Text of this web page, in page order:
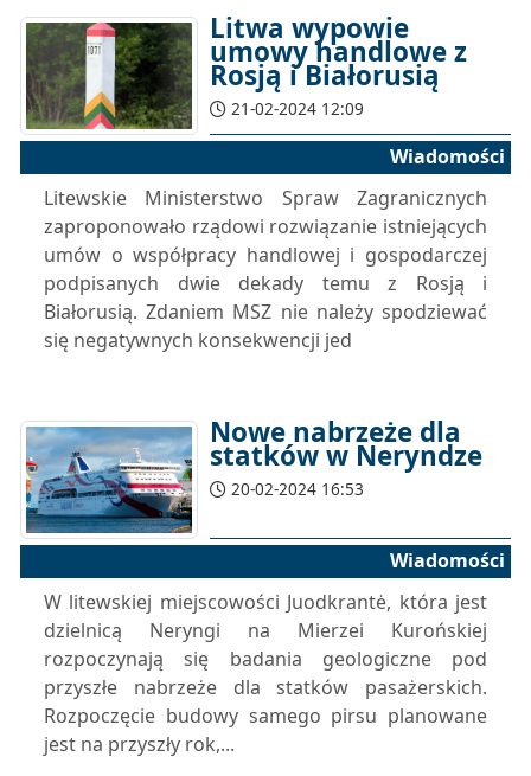
Litwa wypowie
umowy handlowe z
Rosją i Białorusią
21-02-2024 12:09
Wiadomości
Litewskie Ministerstwo Spraw Zagranicznych
zaproponowało rządowi rozwiązanie istniejących
umów o współpracy handlowej i gospodarczej
podpisanych dwie dekady temu z Rosją i
Białorusią. Zdaniem MSZ nie należy spodziewać
się negatywnych konsekwencji jed
Nowe nabrzeże dla
statków w Neryndze
20-02-2024 16:53
Wiadomości
W litewskiej miejscowości Juodkrantė, która jest
dzielnicą Neryngi na Mierzei Kurońskiej
rozpoczynają się badania geologiczne pod
przyszłe nabrzeże dla statków pasażerskich.
Rozpoczęcie budowy samego pirsu planowane
jest na przyszły rok,...